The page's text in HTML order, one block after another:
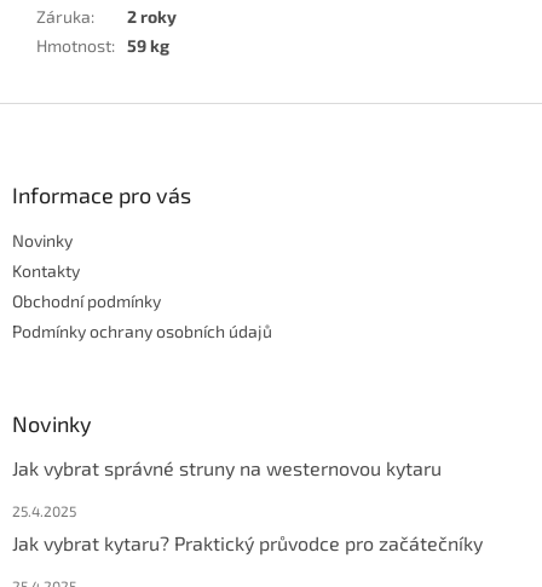
Záruka:
2 roky
Hmotnost: 59 kg
Informace pro vás
Novinky
Kontakty
Obchodní podmínky
Podmínky ochrany osobních údajů
Novinky
Jak vybrat správné struny na westernovou kytaru
25.4.2025
Jak vybrat kytaru? Praktický průvodce pro začátečníky